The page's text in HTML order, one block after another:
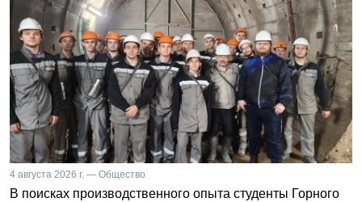
4 августа 2026 г. — Общество
В поисках производственного опыта студенты Горного